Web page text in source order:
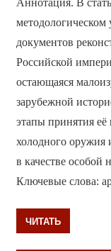
Аннотация. В
документов
Российской
остающаяся
зарубежной
этапы принятия её
холодного оружия
в качестве особой
Ключевые слова:
ЧИТАТЬ